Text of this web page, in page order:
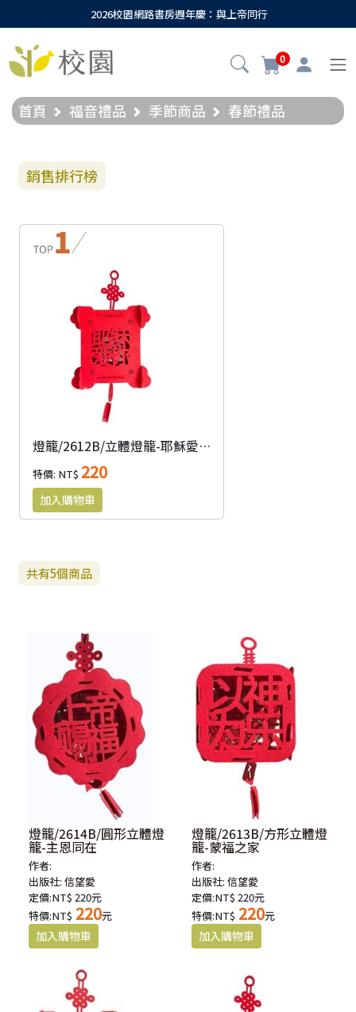
2026校園網路書房週年慶：與上帝同行
0
首頁 福音禮品 季節商品 春節禮品
銷售排行榜
燈籠/2612B/立體燈籠-耶穌愛你(十字架)
特價: NT$220
共有5個商品
燈籠/2614B/圓形立體燈
籠-主恩同在
作者:
出版社:信望愛
定價:NT$ 220元
特價:NT$ 220元
燈籠/2613B/方形立體燈
籠-蒙福之家
作者:
出版社:信望愛
定價:NT$ 220元
特價:NT$ 220元